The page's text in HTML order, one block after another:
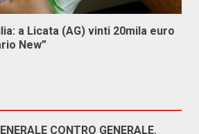
a Licata (AG) vinti 20mila euro
New”
CONTRO GENERALE.